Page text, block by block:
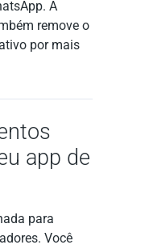
A
remove o
por mais
app de
para
Você